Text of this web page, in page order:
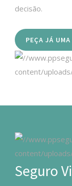
decisão.
PEÇA JÁ
Seguro